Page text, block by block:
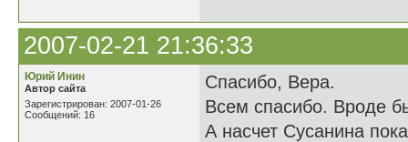
2007-02-21 21:36:33
Юрий Инин
Автор сайта
Зарегистрирован: 2007-01-26
Сообщений: 16
Спасибо, Вера.
Всем спасибо. Вроде
А насчет Сусанина